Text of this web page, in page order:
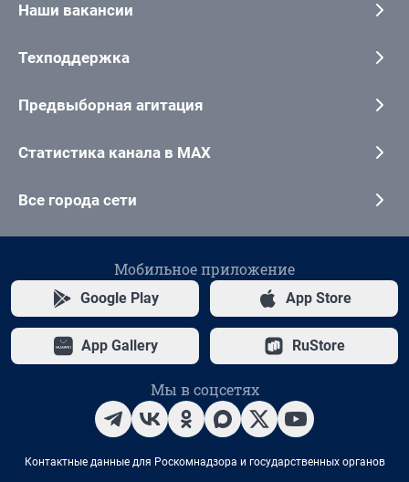
Наши вакансии
Техподдержка
Предвыборная агитация
Статистика канала в MAX
Все города сети
Мобильное приложение
Google Play App Store
App Gallery RuStore
Мы в соцсетях
Контактные данные для Роскомнадзора и государственных органов